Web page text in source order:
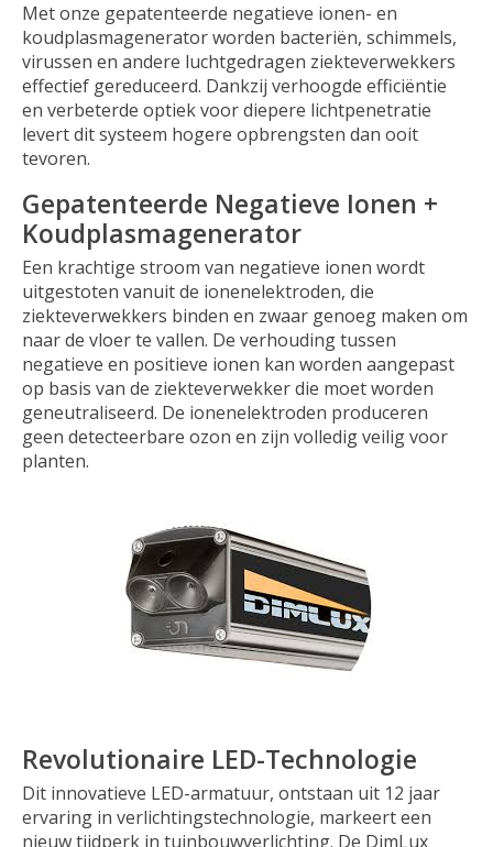
Met onze gepatenteerde negatieve ionen- en
koudplasmagenerator worden bacteriën, schimmels,
virussen en andere luchtgedragen ziekteverwekkers
effectief gereduceerd. Dankzij verhoogde efficiëntie
en verbeterde optiek voor diepere lichtpenetratie
levert dit systeem hogere opbrengsten dan ooit
tevoren.
Gepatenteerde Negatieve Ionen +
Koudplasmagenerator
Een krachtige stroom van negatieve ionen wordt
uitgestoten vanuit de ionenelektroden, die
ziekteverwekkers binden en zwaar genoeg maken om
naar de vloer te vallen. De verhouding tussen
negatieve en positieve ionen kan worden aangepast
op basis van de ziekteverwekker die moet worden
geneutraliseerd. De ionenelektroden produceren
geen detecteerbare ozon en zijn volledig veilig voor
planten.
Revolutionaire LED-Technologie
Dit innovatieve LED-armatuur, ontstaan uit 12 jaar
ervaring in verlichtingstechnologie, markeert een
nieuw tijdperk in tuinbouwverlichting. De DimLux